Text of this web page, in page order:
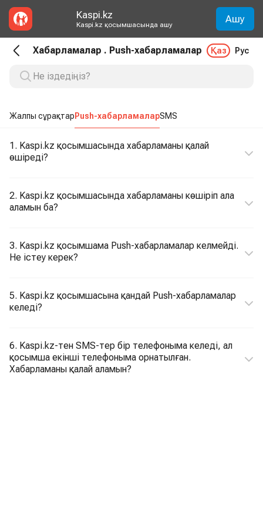
Kaspi.kz
Kaspi.kz қосымшасында ашу Ашу
Хабарламалар . Push-хабарламалар Қаз Рус
Жалпы сұрақтарPush-хабарламаларSMS
1. Kaspi.kz қосымшасында хабарламаны қалай
өшіреді?
2. Kaspi.kz қосымшасында хабарламаны көшіріп ала
аламын ба?
3. Kaspi.kz қосымшама Push-хабарламалар келмейді.
Не істеу керек?
5. Kaspi.kz қосымшасына қандай Push-хабарламалар
келеді?
6. Kaspi.kz-тен SMS-тер бір телефоныма келеді, ал
қосымша екінші телефоныма орнатылған.
Хабарламаны қалай аламын?